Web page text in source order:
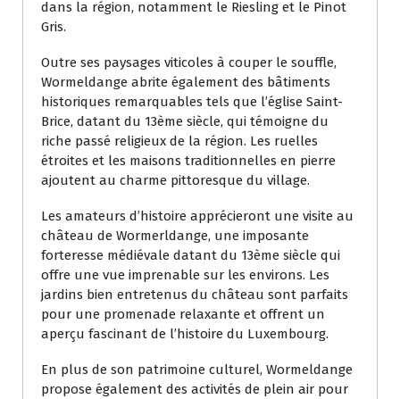
dans la région, notamment le Riesling et le Pinot
Gris.
Outre ses paysages viticoles à couper le souffle,
Wormeldange abrite également des bâtiments
historiques remarquables tels que l’église Saint-
Brice, datant du 13ème siècle, qui témoigne du
riche passé religieux de la région. Les ruelles
étroites et les maisons traditionnelles en pierre
ajoutent au charme pittoresque du village.
Les amateurs d’histoire apprécieront une visite au
château de Wormerldange, une imposante
forteresse médiévale datant du 13ème siècle qui
offre une vue imprenable sur les environs. Les
jardins bien entretenus du château sont parfaits
pour une promenade relaxante et offrent un
aperçu fascinant de l’histoire du Luxembourg.
En plus de son patrimoine culturel, Wormeldange
propose également des activités de plein air pour